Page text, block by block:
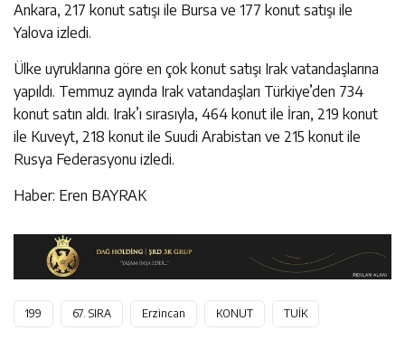
Ankara, 217 konut satışı ile Bursa ve 177 konut satışı ile
Yalova izledi.
Ülke uyruklarına göre en çok konut satışı Irak vatandaşlarına
yapıldı. Temmuz ayında Irak vatandaşları Türkiye’den 734
konut satın aldı. Irak’ı sırasıyla, 464 konut ile İran, 219 konut
ile Kuveyt, 218 konut ile Suudi Arabistan ve 215 konut ile
Rusya Federasyonu izledi.
Haber: Eren BAYRAK
199 67. SIRA Erzincan KONUT TUİK